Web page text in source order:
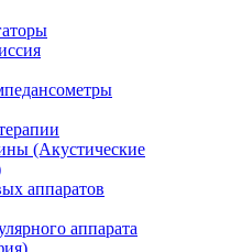
(Акустические
аппаратов
аппарата